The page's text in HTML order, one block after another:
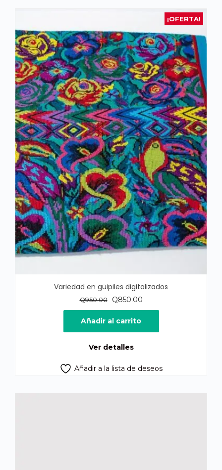
¡OFERTA!
Variedad en güipiles digitalizados
Q950.00
El
precio
original
era:
Q850.00El
precio
es:
Añadir al carrito
Ver detalles
Añadir a la lista de deseos